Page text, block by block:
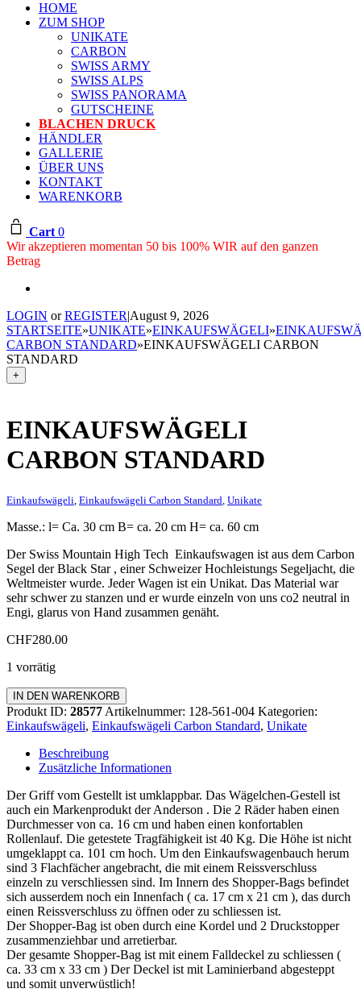
HOME
ZUM SHOP
UNIKATE
CARBON
SWISS ARMY
SWISS ALPS
SWISS PANORAMA
GUTSCHEINE
BLACHEN DRUCK
HÄNDLER
GALLERIE
ÜBER UNS
KONTAKT
WARENKORB
Cart 0
Wir akzeptieren momentan 50 bis 100% WIR auf den ganzen
Betrag
LOGIN orREGISTER|August 9, 2026
STARTSEITE»UNIKATE»EINKAUFSWÄGELI»
CARBON STANDARD»EINKAUFSWÄGELI CARBON
STANDARD
+
EINKAUFSWÄGELI
CARBON STANDARD
Einkaufswägeli Einkaufswägeli Carbon Standard Unikate
Masse.: l= Ca. 30 cm B= ca. 20 cm H= ca. 60 cm
Der Swiss Mountain High Tech Einkaufswagen ist aus dem Carbon
Segel der Black Star , einer Schweizer Hochleistungs Segeljacht, die
Weltmeister wurde. Jeder Wagen ist ein Unikat. Das Material war
sehr schwer zu stanzen und er wurde einzeln von uns co2 neutral in
Engi, glarus von Hand zusammen genäht.
CHF280.00
1 vorrätig
Einkaufswägeli
Carbon
Standard
IN DEN WARENKORB
Produkt ID: 28577 Artikelnummer: 128-561-004 Kategorien:
Einkaufswägeli, Einkaufswägeli Carbon Standard, Unikate
Beschreibung
Zusätzliche Informationen
Der Griff vom Gestellt ist umklappbar. Das Wägelchen-Gestell ist
auch ein Markenprodukt der Anderson . Die 2 Räder haben einen
Durchmesser von ca. 16 cm und haben einen konfortablen
Rollenlauf. Die getestete Tragfähigkeit ist 40 Kg. Die Höhe ist nicht
umgeklappt ca. 101 cm hoch. Um den Einkaufswagenbauch herum
sind 3 Flachfächer angebracht, die mit einem Reissverschluss
einzeln zu verschliessen sind. Im Innern des Shopper-Bags befindet
sich ausserdem noch ein Innenfach ( ca. 17 cm x 21 cm ), das durch
einen Reissverschluss zu öffnen oder zu schliessen ist.
Der Shopper-Bag ist oben durch eine Kordel und 2 Druckstopper
zusammenziehbar und arretierbar.
Der gesamte Shopper-Bag ist mit einem Falldeckel zu schliessen (
ca. 33 cm x 33 cm ) Der Deckel ist mit Laminierband abgesteppt
und somit unverwüstlich!